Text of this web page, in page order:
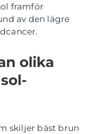
framför
av den lägre
olika
skiljer bäst brun